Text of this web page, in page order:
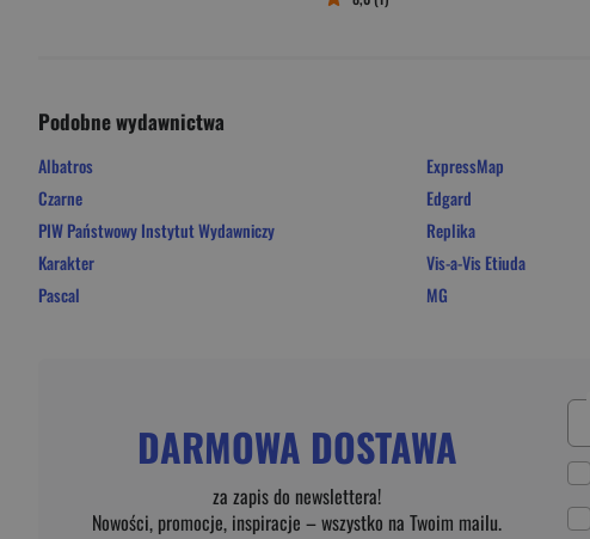
Podobne wydawnictwa
Albatros
Czarne
PIW Państwowy Instytut Wydawniczy
Karakter
Pascal
ExpressMap
Edgard
Replika
Vis-a-Vis Etiuda
MG
DARMOWA DOSTAWA
za zapis do newslettera!
Nowości, promocje, inspiracje – wszystko na Twoim mailu.